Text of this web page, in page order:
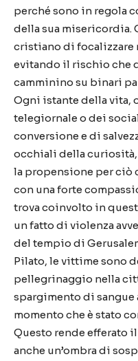
perché sono in regola
della sua misericordia.
cristiano di
evitando il rischio che
camminino su binari
Ogni istante della vita,
telegiornale o dei
conversione e di
occhiali della
la propensione per ciò
con una forte
trova coinvolto in
un fatto di violenza
del tempio di
Pilato, le vittime sono
pellegrinaggio nella
spargimento di sangue
momento che è stato
Questo rende efferato
anche un’ombra di